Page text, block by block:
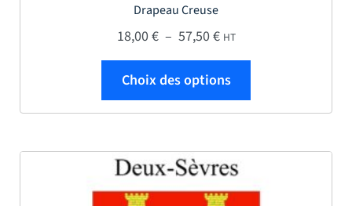
Drapeau Creuse
18,00€ – 57,50€Plage de prix : 18,00 €
HT
Choix des options